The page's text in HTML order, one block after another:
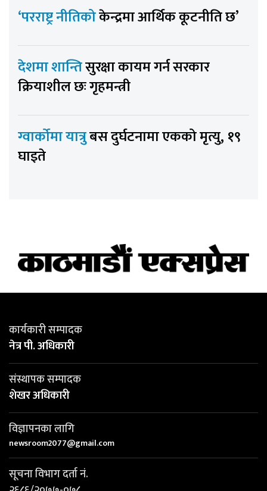
‘परराष्ट्र नीतिकोकेन्द्रमा आर्थिक कूटनीति छ’
देशमा शान्तिसुरक्षा कायम गर्न सरकार
क्रियाशील छः गृहमन्त्री
ग्वार्कोमा यात्रुबस दुर्घटनामा एकको मृत्यु, १९
घाइते
कार्यकारी सम्पादक
नेत्र पी. अधिकारी
संस्थापक सम्पादक
शेखर अधिकारी
विज्ञापनका लागि
newsroom2077@gmail.com
सूचना विभाग दर्ता नं.